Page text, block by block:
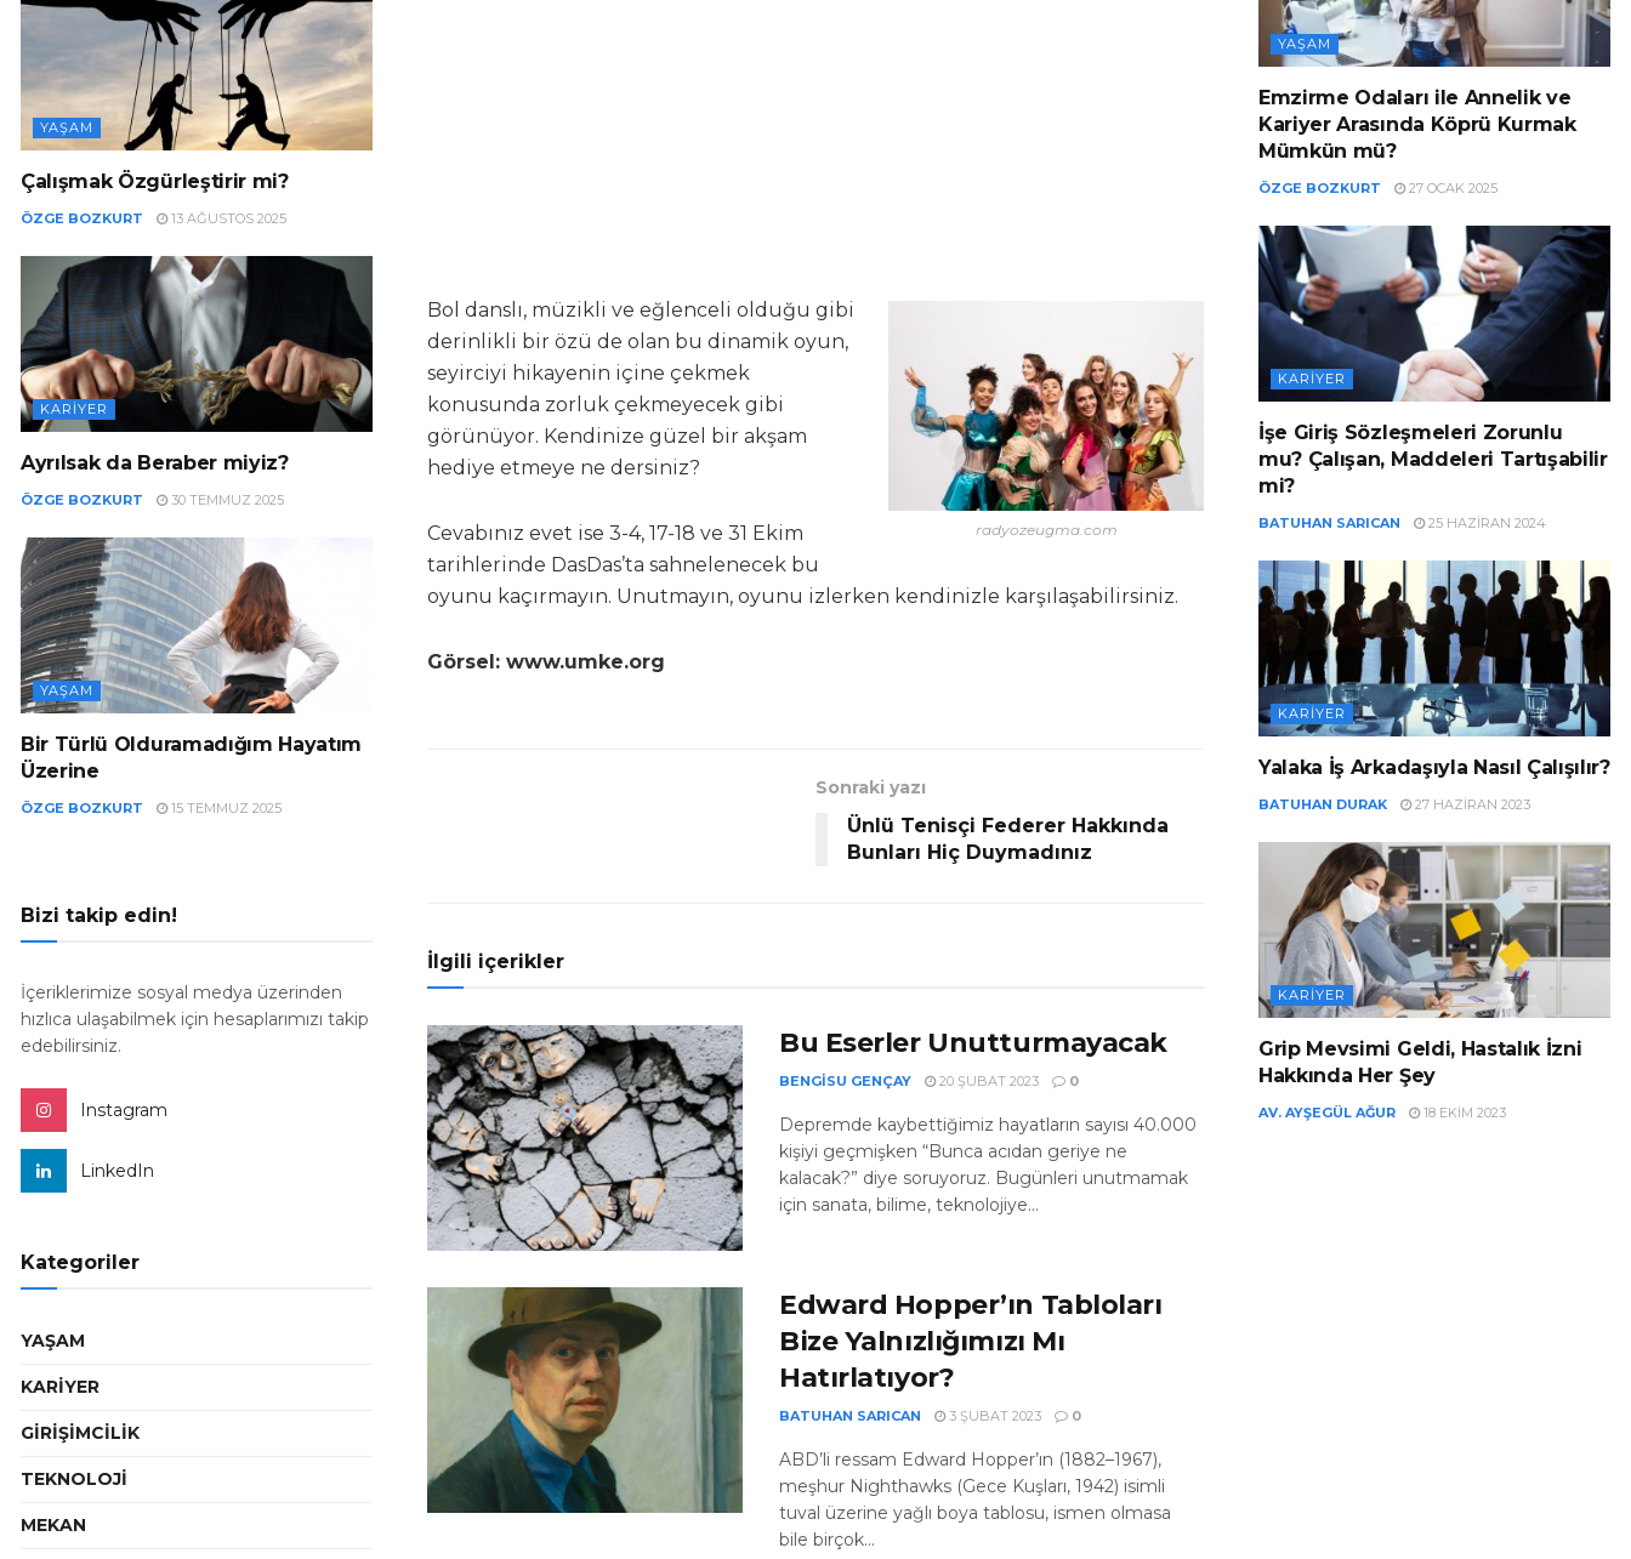
radyozeugma.com
Bol danslı, müzikli ve eğlenceli olduğu gibi
derinlikli bir özü de olan bu dinamik oyun,
seyirciyi hikayenin içine çekmek
konusunda zorluk çekmeyecek gibi
görünüyor. Kendinize güzel bir akşam
hediye etmeye ne dersiniz?
Cevabınız evet ise 3-4, 17-18 ve 31 Ekim
tarihlerinde DasDas’ta sahnelenecek bu
oyunu kaçırmayın. Unutmayın, oyunu izlerken kendinizle karşılaşabilirsiniz.
Görsel: www.umke.org
Sonraki yazı
Ünlü Tenisçi Federer Hakkında
Bunları Hiç Duymadınız
İlgili içerikler
Bu Eserler Unutturmayacak
BENGISU GENÇAY 20 ŞUBAT 2023 0
Depremde kaybettiğimiz hayatların sayısı 40.000
kişiyi geçmişken “Bunca acıdan geriye ne
kalacak?” diye soruyoruz. Bugünleri unutmamak
için sanata, bilime, teknolojiye...
Edward Hopper’ın Tabloları
Bize Yalnızlığımızı Mı
Hatırlatıyor?
BATUHAN SARICAN 3 ŞUBAT 2023 0
ABD’li ressam Edward Hopper’ın (1882–1967),
meşhur Nighthawks (Gece Kuşları, 1942) isimli
tuval üzerine yağlı boya tablosu, ismen olmasa
bile birçok...
YAŞAM
Çalışmak Özgürleştirir mi?
ÖZGE BOZKURT 13 AĞUSTOS 2025
KARIYER
Ayrılsak da Beraber miyiz?
ÖZGE BOZKURT 30 TEMMUZ 2025
YAŞAM
Bir Türlü Olduramadığım Hayatım
Üzerine
ÖZGE BOZKURT 15 TEMMUZ 2025
Bizi takip edin!
İçeriklerimize sosyal medya üzerinden
hızlıca ulaşabilmek için hesaplarımızı takip
edebilirsiniz.
Instagram
LinkedIn
Kategoriler
YAŞAM
KARİYER
GİRİŞİMCİLİK
TEKNOLOJİ
MEKAN
YAŞAM
Emzirme Odaları ile Annelik ve
Kariyer Arasında Köprü Kurmak
Mümkün mü?
ÖZGE BOZKURT 27 OCAK 2025
KARIYER
İşe Giriş Sözleşmeleri Zorunlu
mu? Çalışan, Maddeleri Tartışabilir
mi?
BATUHAN SARICAN 25 HAZIRAN 2024
KARIYER
Yalaka İş Arkadaşıyla Nasıl Çalışılır?
BATUHAN DURAK 27 HAZIRAN 2023
KARIYER
Grip Mevsimi Geldi, Hastalık İzni
Hakkında Her Şey
AV. AYŞEGÜL AĞUR 18 EKIM 2023